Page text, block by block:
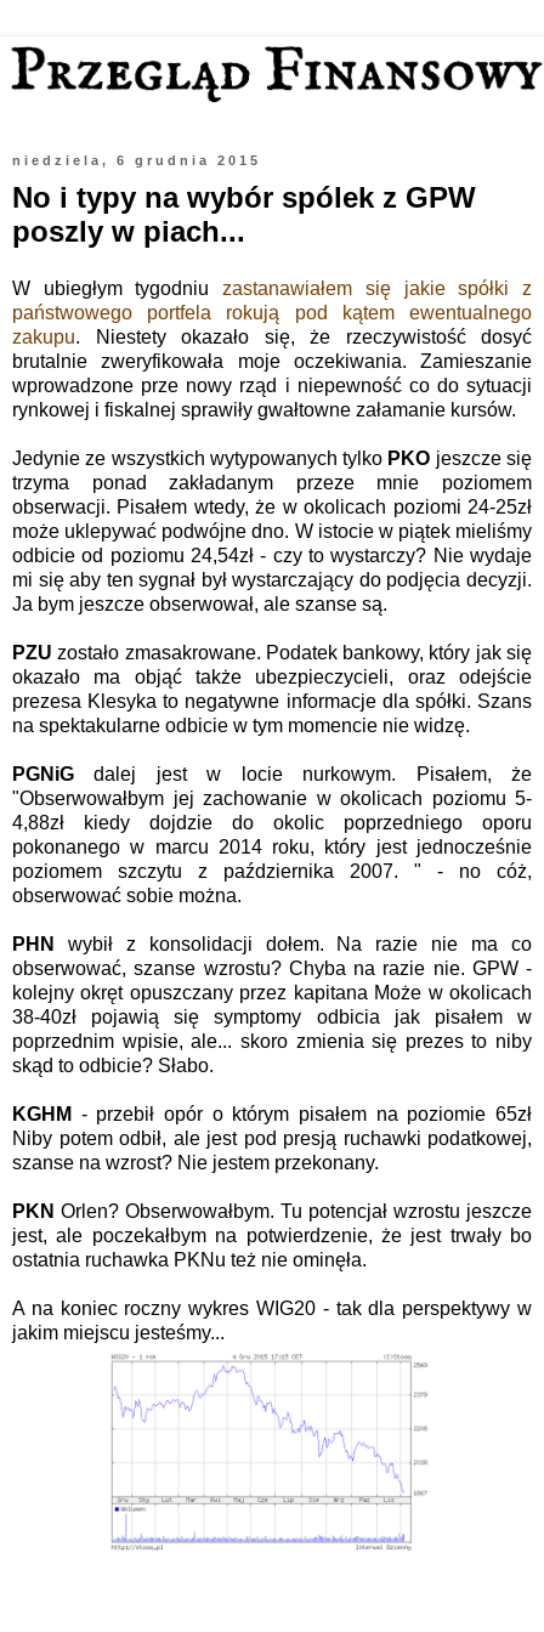
niedziela, 6 grudnia 2015
No i typy na wybór spólek z GPW
poszly w piach...
W ubiegłym tygodniuzastanawiałem się jakie spółki z
państwowego portfela rokują pod kątem ewentualnego
zakupu. Niestety okazało się, że rzeczywistość dosyć
brutalnie zweryfikowała moje oczekiwania. Zamieszanie
wprowadzone prze nowy rząd i niepewność co do sytuacji
rynkowej i fiskalnej sprawiły gwałtowne załamanie kursów.
Jedynie ze wszystkich wytypowanych tylko PKO jeszcze się
trzyma ponad zakładanym przeze mnie poziomem
obserwacji. Pisałem wtedy, że w okolicach poziomi 24-25zł
może uklepywać podwójne dno. W istocie w piątek mieliśmy
odbicie od poziomu 24,54zł - czy to wystarczy? Nie wydaje
mi się aby ten sygnał był wystarczający do podjęcia decyzji.
Ja bym jeszcze obserwował, ale szanse są.
PZU zostało zmasakrowane. Podatek bankowy, który jak się
okazało ma objąć także ubezpieczycieli, oraz odejście
prezesa Klesyka to negatywne informacje dla spółki. Szans
na spektakularne odbicie w tym momencie nie widzę.
PGNiG dalej jest w locie nurkowym. Pisałem, że
"Obserwowałbym jej zachowanie w okolicach poziomu 5-
4,88zł kiedy dojdzie do okolic poprzedniego oporu
pokonanego w marcu 2014 roku, który jest jednocześnie
poziomem szczytu z października 2007. " - no cóż,
obserwować sobie można.
PHN wybił z konsolidacji dołem. Na razie nie ma co
obserwować, szanse wzrostu? Chyba na razie nie. GPW -
kolejny okręt opuszczany przez kapitana Może w okolicach
38-40zł pojawią się symptomy odbicia jak pisałem w
poprzednim wpisie, ale... skoro zmienia się prezes to niby
skąd to odbicie? Słabo.
KGHM - przebił opór o którym pisałem na poziomie 65zł
Niby potem odbił, ale jest pod presją ruchawki podatkowej,
szanse na wzrost? Nie jestem przekonany.
PKN Orlen? Obserwowałbym. Tu potencjał wzrostu jeszcze
jest, ale poczekałbym na potwierdzenie, że jest trwały bo
ostatnia ruchawka PKNu też nie ominęła.
A na koniec roczny wykres WIG20 - tak dla perspektywy w
jakim miejscu jesteśmy...